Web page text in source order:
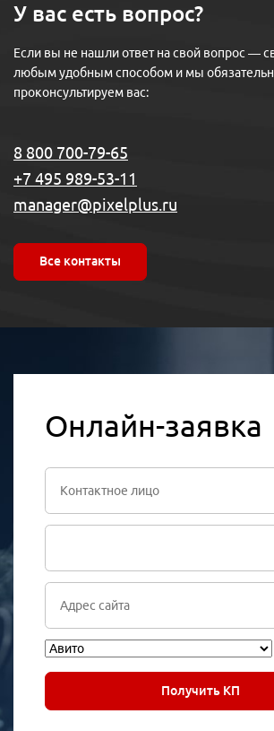
У вас есть вопрос?
Если вы не нашли ответ на свой вопрос —
любым удобным способом и мы
проконсультируем вас:
8 800 700-79-65
+7 495 989-53-11
manager@pixelplus.ru
Все контакты
Онлайн-заявка
Получить КП